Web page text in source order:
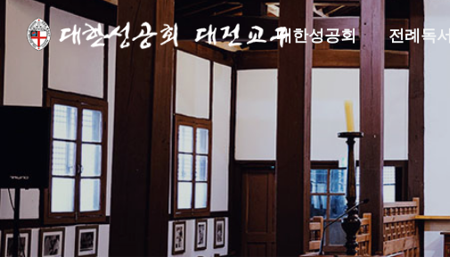
대한성공회 전례독서